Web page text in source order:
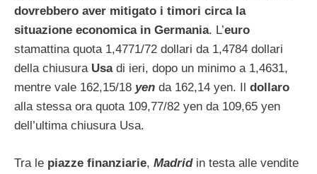
dovrebbero aver mitigato i timori circa la
situazione economica in Germania. L’euro
stamattina quota 1,4771/72 dollari da 1,4784 dollari
della chiusura Usadi ieri, dopo un minimo a 1,4631,
mentre vale 162,15/18 yen da 162,14 yen. Il dollaro
alla stessa ora quota 109,77/82 yen da 109,65 yen
dell’ultima chiusura Usa.
Tra le piazze finanziarie, Madridin testa alle vendite